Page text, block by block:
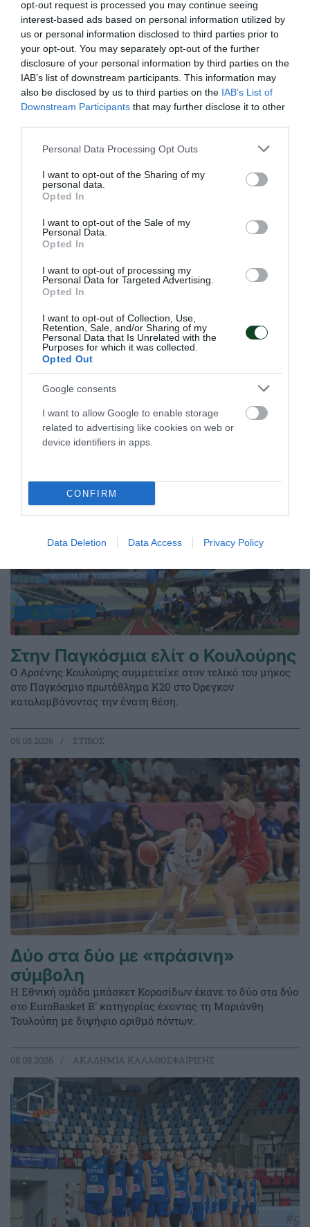
opt-out request is processed you may continue seeing
interest-based ads based on personal information utilized by
us or personal information disclosed to third parties prior to
your opt-out. You may separately opt-out of the further
disclosure of your personal information by third parties on the
IAB’s list of downstream participants. This information may
also be disclosed by us to third parties on the IAB’s List of
Downstream Participants that may further disclose it to other
Please note that this website/app uses one or more Google
not limited to your visit or usage behaviour. You may click to
grant or deny consent to Google and its third-party tags to
use your data for below specified purposes in below Google
consent section.
Personal Data Processing Opt Outs
I want to opt-out of the Sharing of my
personal data.
Opted In
I want to opt-out of the Sale of my
Personal Data.
Opted In
I want to opt-out of processing my
Personal Data for Targeted Advertising.
Opted In
I want to opt-out of Collection, Use,
Retention, Sale, and/or Sharing of my
Personal Data that Is Unrelated with the
Purposes for which it was collected.
Opted Out
Google consents
I want to allow Google to enable storage
related to advertising like cookies on web or
device identifiers in apps.
CONFIRM
Data Deletion Data Access Privacy Policy
φιλικά ματς στη Μυτιλήνη έχοντας τη συμπαράσταση των
φιλάθλων του Συλλόγου.
17.04.2026 ΑΚΑΔΗΜΙΑ ΒΟΛΕΪ ΑΝΔΡΩΝ
Καταπράσινο σκηνικό στη
Μυτιλήνη
δημιούργησαν μια «τρίφυλλη» ατμόσφαιρα στο φιλικό της
ομάδας βόλεϊ Αγοριών Κ17.
16.04.2026 ΑΚΑΔΗΜΙΑ ΒΟΛΕΪ ΑΝΔΡΩΝ
ΤΕΛΕΥΤΑΙΑ ΝΕΑ
Στην Παγκόσμια ελίτ ο Κουλούρης
Ο Αρσένης Κουλούρης συμμετείχε στον τελικό του μήκος
στο Παγκόσμιο πρωτάθλημα Κ20 στο Όρεγκον
καταλαμβάνοντας την ένατη θέση.
09.08.2026 ΣΤΙΒΟΣ
Δύο στα δύο με «πράσινη»
σύμβολη
Η Εθνική ομάδα μπάσκετ Κορασίδων έκανε το δύο στα δύο
στο EuroBasket Β' κατηγορίας έχοντας τη Μαριάνθη
Τουλούπη με διψήφιο αριθμό πόντων.
08.08.2026 ΑΚΑΔΗΜΙΑ ΚΑΛΑΘΟΣΦΑΙΡΙΣΗΣ